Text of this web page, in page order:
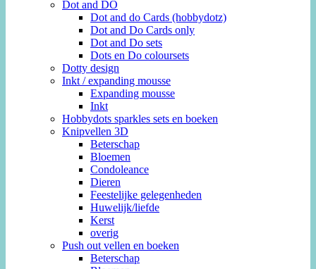
Dot and DO
Dot and do Cards (hobbydotz)
Dot and Do Cards only
Dot and Do sets
Dots en Do coloursets
Dotty design
Inkt / expanding mousse
Expanding mousse
Inkt
Hobbydots sparkles sets en boeken
Knipvellen 3D
Beterschap
Bloemen
Condoleance
Dieren
Feestelijke gelegenheden
Huwelijk/liefde
Kerst
overig
Push out vellen en boeken
Beterschap